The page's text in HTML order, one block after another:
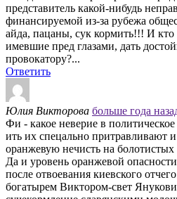
представитель какой-нибудь
финансируемой из-за рубежа
айда, пацаны, сук кормить!!! И кто
имевшие пред глазами, дать
провокатору?...
Ответить
Юлия Викторова больше года
Фи - какое неверие в
ить их спецально притравливают
оранжевую нечисть на болотистых
Да и уровень оранжевой
после отвоевания киевского
богатырем Виктором-свет